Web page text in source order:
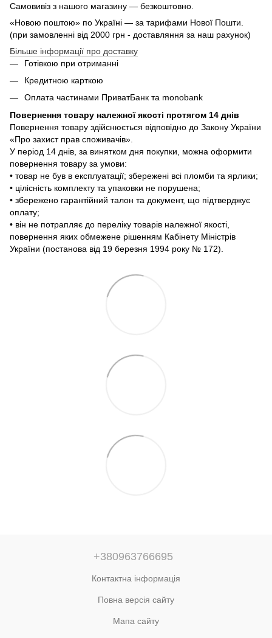
Самовивіз з нашого магазину — безкоштовно.
«Новою поштою» по Україні — за тарифами Нової Пошти.
(при замовленні від 2000 грн - доставляння за наш рахунок)
Більше інформації про доставку
Готівкою при отриманні
Кредитною карткою
Оплата частинами ПриватБанк та monobank
Повернення товару належної якості протягом 14 днів
Повернення товару здійснюється відповідно до Закону України
«Про захист прав споживачів».
У період 14 днів, за винятком дня покупки, можна оформити
повернення товару за умови:
• товар не був в експлуатації; збережені всі пломби та ярлики;
• цілісність комплекту та упаковки не порушена;
• збережено гарантійний талон та документ, що підтверджує
оплату;
• він не потрапляє до переліку товарів належної якості,
повернення яких обмежене рішенням Кабінету Міністрів
України (постанова від 19 березня 1994 року № 172).
+380963766695
Контактна інформація
Повна версія сайту
Мапа сайту